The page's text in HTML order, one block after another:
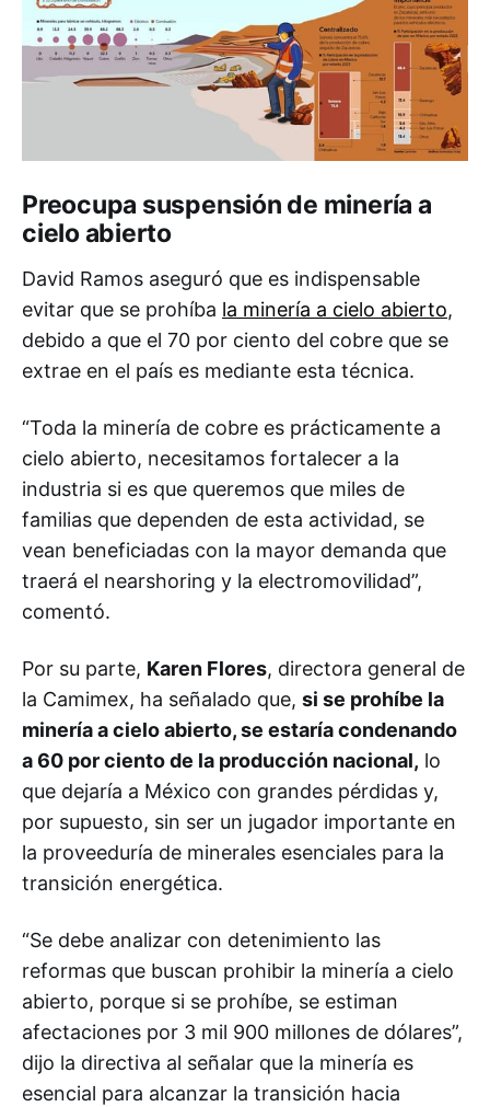
Preocupa suspensión de minería a
cielo abierto
David Ramos aseguró que es indispensable
evitar que se prohíba la minería a cielo abierto,
debido a que el 70 por ciento del cobre que se
extrae en el país es mediante esta técnica.
“Toda la minería de cobre es prácticamente a
cielo abierto, necesitamos fortalecer a la
industria si es que queremos que miles de
familias que dependen de esta actividad, se
vean beneficiadas con la mayor demanda que
traerá el nearshoring y la electromovilidad”,
comentó.
Por su parte, Karen Flores, directora general de
la Camimex, ha señalado que, si se prohíbe la
minería a cielo abierto, se estaría condenando
a 60 por ciento de la producción nacional, lo
que dejaría a México con grandes pérdidas y,
por supuesto, sin ser un jugador importante en
la proveeduría de minerales esenciales para la
transición energética.
“Se debe analizar con detenimiento las
reformas que buscan prohibir la minería a cielo
abierto, porque si se prohíbe, se estiman
afectaciones por 3 mil 900 millones de dólares”,
dijo la directiva al señalar que la minería es
esencial para alcanzar la transición hacia